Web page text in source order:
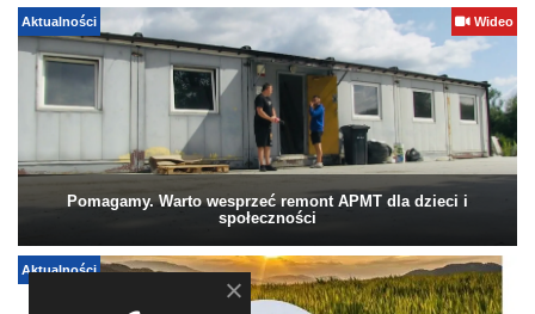
Aktualności Wideo
Pomagamy. Warto wesprzeć remont APMT dla dzieci i
społeczności
Aktualności